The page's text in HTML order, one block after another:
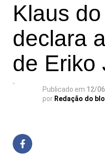
Klaus
declara
de Eriko
Publicado em 12/
por Redação do